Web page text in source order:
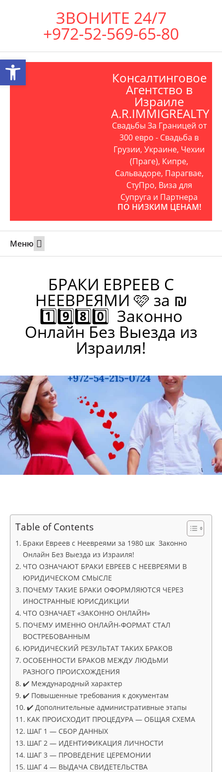
ЗВОНИТЕ 24/7
+972-52-569-65-80
Консалтинговое
Агентство в
Израиле
A.R.IMMIGREALTY
Свадьбы За Границей от
300 евро - Свадьба в
Грузии, Украине, Чехии
(Праге), Кипре,
Сальвадоре, Парагвае,
СтуПро, Виза для
Супруга и Партнера
ПО НИЗКИМ ЦЕНАМ!
Меню
БРАКИ ЕВРЕЕВ С
НЕЕВРЕЯМИ 🩷 за ₪
1️⃣9️⃣8️⃣0️⃣ Законно
Онлайн Без Выезда из
Израиля!
Table of Contents
Браки Евреев с Неевреями за 1980 шк Законно
Онлайн Без Выезда из Израиля!
ЧТО ОЗНАЧАЮТ БРАКИ ЕВРЕЕВ С НЕЕВРЕЯМИ В
ЮРИДИЧЕСКОМ СМЫСЛЕ
ПОЧЕМУ ТАКИЕ БРАКИ ОФОРМЛЯЮТСЯ ЧЕРЕЗ
ИНОСТРАННЫЕ ЮРИСДИКЦИИ
ЧТО ОЗНАЧАЕТ «ЗАКОННО ОНЛАЙН»
ПОЧЕМУ ИМЕННО ОНЛАЙН-ФОРМАТ СТАЛ
ВОСТРЕБОВАННЫМ
ЮРИДИЧЕСКИЙ РЕЗУЛЬТАТ ТАКИХ БРАКОВ
ОСОБЕННОСТИ БРАКОВ МЕЖДУ ЛЮДЬМИ
РАЗНОГО ПРОИСХОЖДЕНИЯ
✔️ Международный характер
✔️ Повышенные требования к документам
✔️ Дополнительные административные этапы
КАК ПРОИСХОДИТ ПРОЦЕДУРА — ОБЩАЯ СХЕМА
ШАГ 1 — СБОР ДАННЫХ
ШАГ 2 — ИДЕНТИФИКАЦИЯ ЛИЧНОСТИ
ШАГ 3 — ПРОВЕДЕНИЕ ЦЕРЕМОНИИ
ШАГ 4 — ВЫДАЧА СВИДЕТЕЛЬСТВА
Открыть панель инструментов